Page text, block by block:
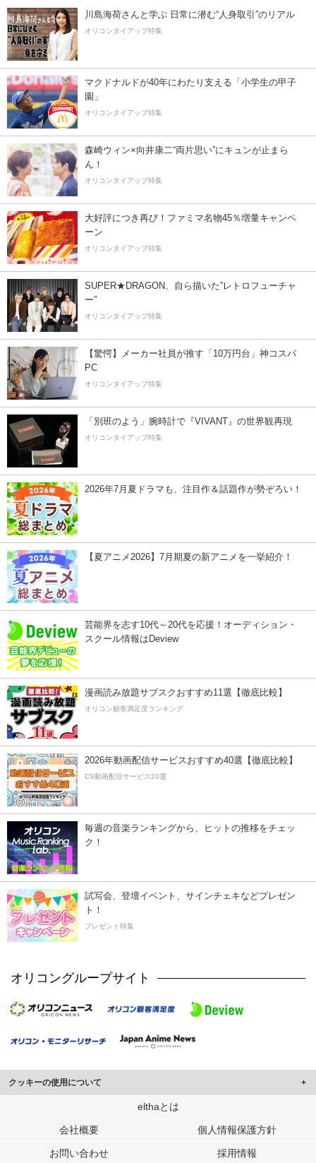
川島海荷さんと学ぶ 日常に潜む“人身取引”のリアル
オリコンタイアップ特集
マクドナルドが40年にわたり支える「小学生の甲子
園」
オリコンタイアップ特集
森崎ウィン×向井康二“両片思い”にキュンが止まら
ん！
オリコンタイアップ特集
大好評につき再び！ファミマ名物45％増量キャンペ
ーン
オリコンタイアップ特集
SUPER★DRAGON、自ら描いた”レトロフューチャ
ー”
オリコンタイアップ特集
【驚愕】メーカー社員が推す「10万円台」神コスパ
PC
オリコンタイアップ特集
「別班のよう」腕時計で『VIVANT』の世界観再現
オリコンタイアップ特集
2026年7月夏ドラマも、注目作＆話題作が勢ぞろい！
【夏アニメ2026】7月期夏の新アニメを一挙紹介！
芸能界を志す10代～20代を応援！オーディション・
スクール情報はDeview
漫画読み放題サブスクおすすめ11選【徹底比較】
オリコン顧客満足度ランキング
2026年動画配信サービスおすすめ40選【徹底比較】
CS動画配信サービス20選
毎週の音楽ランキングから、ヒットの推移をチェッ
ク！
試写会、登壇イベント、サインチェキなどプレゼン
ト！
プレゼント特集
オリコングループサイト
クッキーの使用について
このサイトでは Cookie を使用して、ユーザーに合わせたコンテンツや広告の
行っています。
メディアや広告配信、データ解析の各パートナーに提供しています。
elthaとは
会社概要 個人情報保護方針
お問い合わせ 採用情報